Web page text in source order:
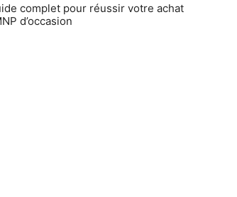
complet pour réussir votre achat
d’occasion